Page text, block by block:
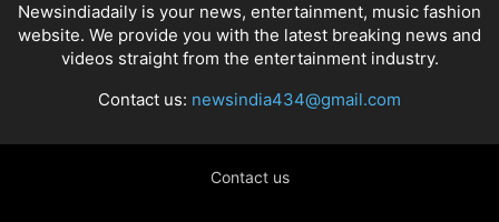
Newsindiadaily is your news, entertainment, music fashion
website. We provide you with the latest breaking news and
videos straight from the entertainment industry.
Contact us: newsindia434@gmail.com
Contact us